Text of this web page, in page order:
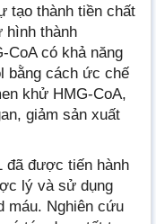
tạo thành tiền chất
hình thành
CoA có khả năng
bằng cách ức chế
khử HMG-CoA,
giảm sản xuất
đã được tiến hành
lý và sử dụng
máu. Nghiên cứu